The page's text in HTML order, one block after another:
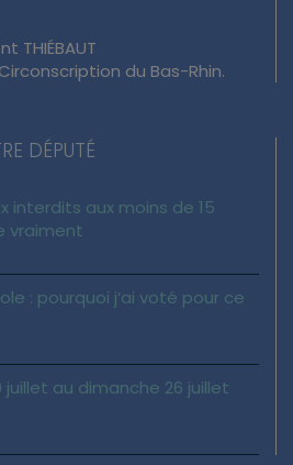
THIÉBAUT
du Bas-Rhin.
DÉPUTÉ
interdits aux moins de 15
vraiment
: pourquoi j’ai voté pour ce
juillet au dimanche 26 juillet